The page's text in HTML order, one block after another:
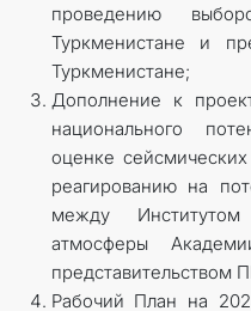
проведению
Туркменистане и
Туркменистане;
Дополнение к
национального
оценке
реагированию на
между
атмосферы
представительством
Рабочий План на